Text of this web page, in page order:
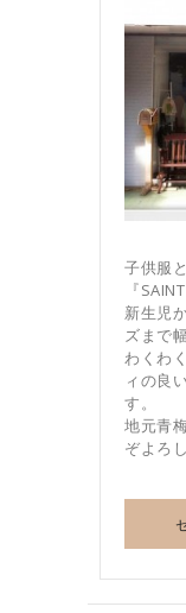
子供服
『
新生児
ズまで
わくわ
ィの良
す。
地元青
ぞよろ